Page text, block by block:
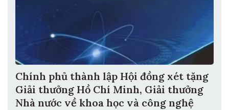
Chính phủ thành lập Hội đồng xét tặng
Giải thưởng Hồ Chí Minh, Giải thưởng
Nhà nước về khoa học và công nghệ